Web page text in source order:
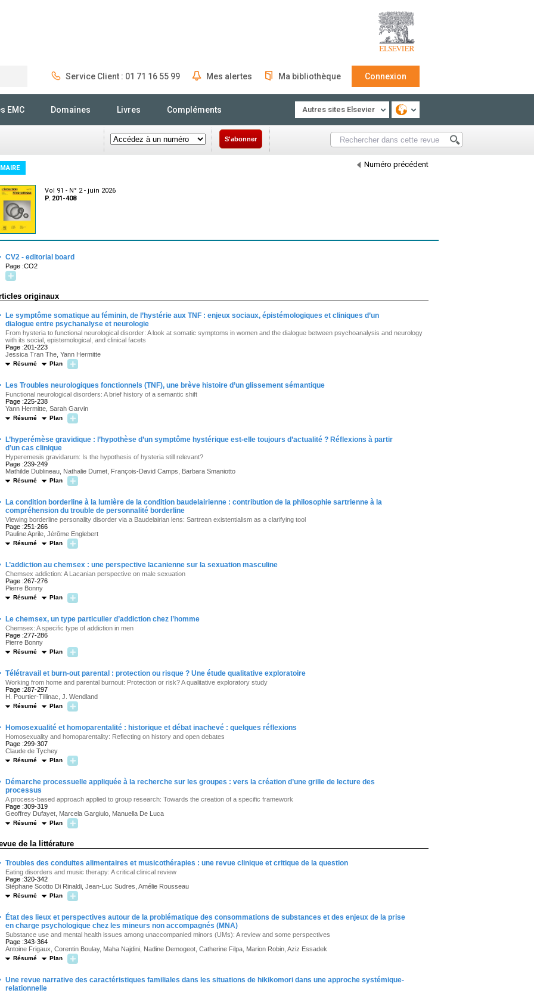
Service Client : 01 71 16 55 99 Mes alertes Ma bibliothèque Connexion
EMC Domaines Livres Compléments Autres sites Elsevier
S'abonner
Numéro précédent
Vol 91 - N° 2 - juin 2026
P. 201-408
CV2 - editorial board
Page :CO2
originaux
Le symptôme somatique au féminin, de l’hystérie aux TNF : enjeux sociaux, épistémologiques et cliniques d’un
dialogue entre psychanalyse et neurologie
From hysteria to functional neurological disorder: A look at somatic symptoms in women and the dialogue between psychoanalysis and neurology
with its social, epistemological, and clinical facets
Page :201-223
Jessica Tran The, Yann Hermitte
Résumé Plan
Les Troubles neurologiques fonctionnels (TNF), une brève histoire d’un glissement sémantique
Functional neurological disorders: A brief history of a semantic shift
Page :225-238
Yann Hermitte, Sarah Garvin
Résumé Plan
L’hyperémèse gravidique : l’hypothèse d’un symptôme hystérique est-elle toujours d’actualité ? Réflexions à partir
d’un cas clinique
Hyperemesis gravidarum: Is the hypothesis of hysteria still relevant?
Page :239-249
Mathilde Dublineau, Nathalie Dumet, François-David Camps, Barbara Smaniotto
Résumé Plan
La condition borderline à la lumière de la condition baudelairienne : contribution de la philosophie sartrienne à la
compréhension du trouble de personnalité borderline
Viewing borderline personality disorder via a Baudelairian lens: Sartrean existentialism as a clarifying tool
Page :251-266
Pauline Aprile, Jérôme Englebert
Résumé Plan
L’addiction au chemsex : une perspective lacanienne sur la sexuation masculine
Chemsex addiction: A Lacanian perspective on male sexuation
Page :267-276
Pierre Bonny
Résumé Plan
Le chemsex, un type particulier d’addiction chez l’homme
Chemsex: A specific type of addiction in men
Page :277-286
Pierre Bonny
Résumé Plan
Télétravail et burn-out parental : protection ou risque ? Une étude qualitative exploratoire
Working from home and parental burnout: Protection or risk? A qualitative exploratory study
Page :287-297
H. Pourtier-Tillinac, J. Wendland
Résumé Plan
Homosexualité et homoparentalité : historique et débat inachevé : quelques réflexions
Homosexuality and homoparentality: Reflecting on history and open debates
Page :299-307
Claude de Tychey
Résumé Plan
Démarche processuelle appliquée à la recherche sur les groupes : vers la création d’une grille de lecture des
processus
A process-based approach applied to group research: Towards the creation of a specific framework
Page :309-319
Geoffrey Dufayet, Marcela Gargiulo, Manuella De Luca
Résumé Plan
de la littérature
Troubles des conduites alimentaires et musicothérapies : une revue clinique et critique de la question
Eating disorders and music therapy: A critical clinical review
Page :320-342
Stéphane Scotto Di Rinaldi, Jean-Luc Sudres, Amélie Rousseau
Résumé Plan
État des lieux et perspectives autour de la problématique des consommations de substances et des enjeux de la prise
en charge psychologique chez les mineurs non accompagnés (MNA)
Substance use and mental health issues among unaccompanied minors (UMs): A review and some perspectives
Page :343-364
Antoine Frigaux, Corentin Boulay, Maha Najdini, Nadine Demogeot, Catherine Filpa, Marion Robin, Aziz Essadek
Résumé Plan
Une revue narrative des caractéristiques familiales dans les situations de hikikomori dans une approche systémique-
relationnelle